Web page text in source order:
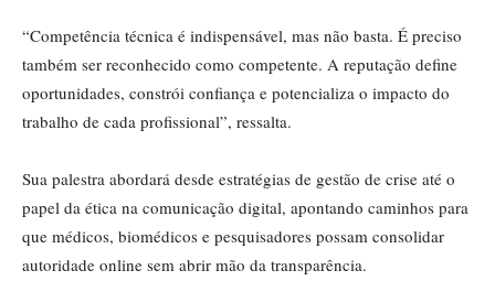
“Competência técnica é indispensável, mas não basta. É preciso
também ser reconhecido como competente. A reputação define
oportunidades, constrói confiança e potencializa o impacto do
trabalho de cada profissional”, ressalta.
Sua palestra abordará desde estratégias de gestão de crise até o
papel da ética na comunicação digital, apontando caminhos para
que médicos, biomédicos e pesquisadores possam consolidar
autoridade online sem abrir mão da transparência.